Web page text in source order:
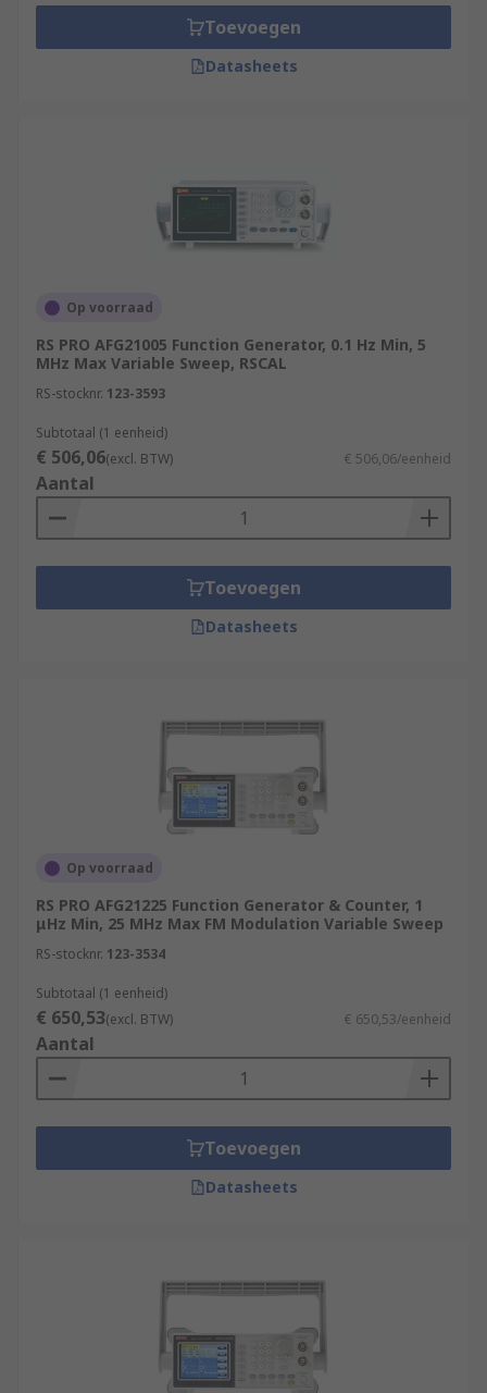
Where are function generators used?
Analogue signal processing
Laboratory testing
Waveform Generators (AWGs)
Function generators are usually slightly cheaper
than AWGs and they perform quite similarly.
However, Arbitrary Waveform Generators
generally provide more functions and offer the
ability to create a custom waveform output of any
size. Function generators offer a periodic
waveform.
Toevoegen
Datasheets
Op voorraad
RS PRO AFG21005 Function Generator, 0.1 Hz Min, 5
MHz Max Variable Sweep, RSCAL
RS-stocknr. 123-3593
Subtotaal (1 eenheid)
€ 506,06(excl. BTW) € 506,06/eenheid
Aantal
Toevoegen
Datasheets
Op voorraad
RS PRO AFG21225 Function Generator & Counter, 1
μHz Min, 25 MHz Max FM Modulation Variable Sweep
RS-stocknr. 123-3534
Subtotaal (1 eenheid)
€ 650,53(excl. BTW) € 650,53/eenheid
Aantal
Toevoegen
Datasheets